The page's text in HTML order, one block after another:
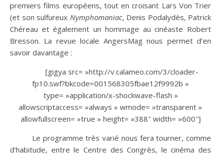
premiers films européens, tout en croisant Lars Von Trier
(et son sulfureux Nymphomaniac, Denis Podalydès, Patrick
Chéreau et également un hommage au cinéaste Robert
Bresson. La revue locale AngersMag nous permet d’en
savoir davantage :
[gigya src= »http://v.calameo.com/3/cloader-
fp10.swf?bkcode=001568305fbae12f9992b »
type= »application/x-shockwave-flash »
allowscriptaccess= »always » wmode= »transparent »
allowfullscreen= »true » height= »388″ width= »600″]
Le programme très varié nous fera tourner, comme
d’habitude, entre le Centre des Congrès, le cinéma des